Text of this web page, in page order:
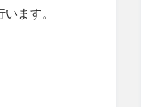
ます。